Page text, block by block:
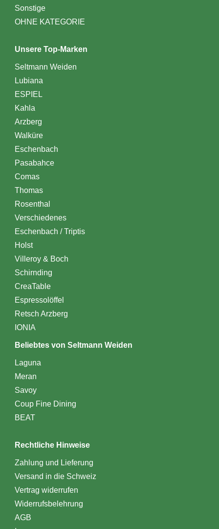
Sonstige
OHNE KATEGORIE
Unsere Top-Marken
Seltmann Weiden
Lubiana
ESPIEL
Kahla
Arzberg
Walküre
Eschenbach
Pasabahce
Comas
Thomas
Rosenthal
Verschiedenes
Eschenbach / Triptis
Holst
Villeroy & Boch
Schirnding
CreaTable
Espressolöffel
Retsch Arzberg
IONIA
Beliebtes von Seltmann Weiden
Laguna
Meran
Savoy
Coup Fine Dining
BEAT
Rechtliche Hinweise
Zahlung und Lieferung
Versand in die Schweiz
Vertrag widerrufen
Widerrufsbelehrung
AGB